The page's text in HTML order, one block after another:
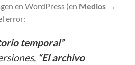
en WordPress (en Medios →
error:
temporal”
“El archivo